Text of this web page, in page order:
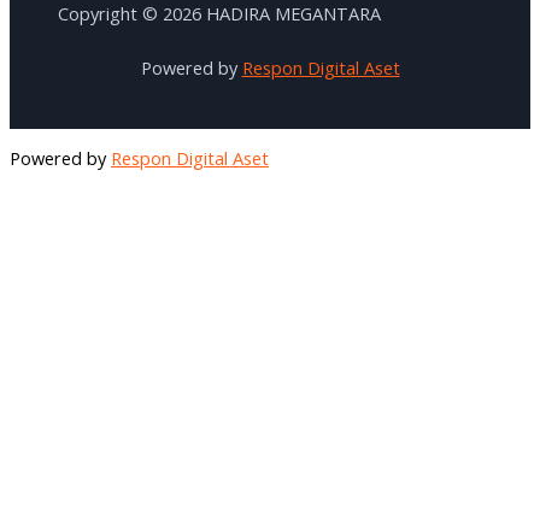
Copyright © 2026 HADIRA MEGANTARA
Powered by Respon Digital Aset
Powered by Respon Digital Aset